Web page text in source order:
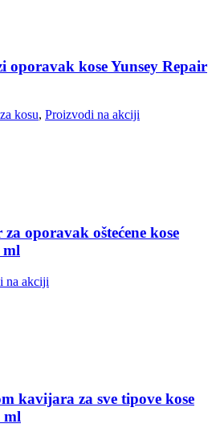
oporavak kose Yunsey Repair
kosu, Proizvodi na akciji
oporavak oštećene kose
ml
na akciji
kavijara za sve tipove kose
ml